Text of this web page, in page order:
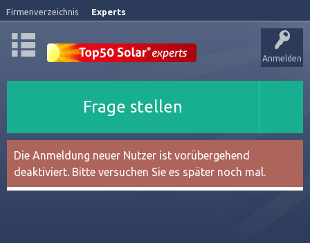
Firmenverzeichnis Experts
Anmelden
Frage stellen
Die Anmeldung neuer Nutzer ist vorübergehend
deaktiviert. Bitte versuchen Sie es später noch mal.